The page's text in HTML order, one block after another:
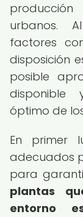
urbanos.
factores
disposición
posible
disponible
óptimo de
En primer
adecuados
para
plantas
entorno